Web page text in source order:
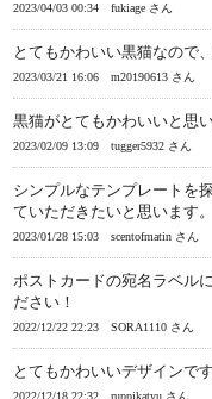
2023/04/03 00:34 fukiage さん
とてもかわいい黒猫なので
2023/03/21 16:06 m20190613 さん
黒猫がとてもかわいいと思
2023/02/09 13:09 tugger5932 さん
シンプルなテンプレートを
ていただきたいと思います。
2023/01/28 15:03 scentofmatin さん
ポストカードの宛名ラベル
ださい！
2022/12/22 22:23 SORA1110 さん
とてもかわいいデザインで
2022/12/18 22:32 ruppikatyu さん